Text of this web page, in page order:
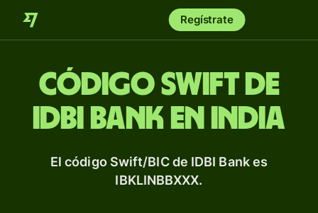
Regístrate
Código Swift de
IDBI Bank en India
El código Swift/BIC de IDBI Bank es
IBKLINBBXXX.